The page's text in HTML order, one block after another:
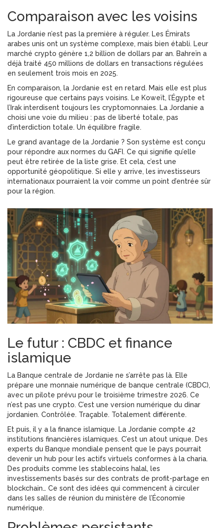
Comparaison avec les voisins
La Jordanie n’est pas la première à réguler. Les Émirats
arabes unis ont un système complexe, mais bien établi. Leur
marché crypto génère 1,2 billion de dollars par an. Bahreïn a
déjà traité 450 millions de dollars en transactions régulées
en seulement trois mois en 2025.
En comparaison, la Jordanie est en retard. Mais elle est plus
rigoureuse que certains pays voisins. Le Koweït, l’Égypte et
l’Irak interdisent toujours les cryptomonnaies. La Jordanie a
choisi une voie du milieu : pas de liberté totale, pas
d’interdiction totale. Un équilibre fragile.
Le grand avantage de la Jordanie ? Son système est conçu
pour répondre aux normes du GAFI. Ce qui signifie qu’elle
peut être retirée de la liste grise. Et cela, c’est une
opportunité géopolitique. Si elle y arrive, les investisseurs
internationaux pourraient la voir comme un point d’entrée sûr
pour la région.
Le futur : CBDC et finance
islamique
La Banque centrale de Jordanie ne s’arrête pas là. Elle
prépare une monnaie numérique de banque centrale (CBDC),
avec un pilote prévu pour le troisième trimestre 2026. Ce
n’est pas une crypto. C’est une version numérique du dinar
jordanien. Contrôlée. Traçable. Totalement différente.
Et puis, il y a la finance islamique. La Jordanie compte 42
institutions financières islamiques. C’est un atout unique. Des
experts du Banque mondiale pensent que le pays pourrait
devenir un hub pour les actifs virtuels conformes à la charia.
Des produits comme les stablecoins halal, les
investissements basés sur des contrats de profit-partage en
blockchain… Ce sont des idées qui commencent à circuler
dans les salles de réunion du ministère de l’Économie
numérique.